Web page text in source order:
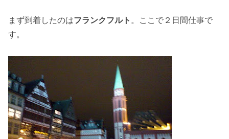
まず到着したのはフランクフルト 。ここで２日間仕事で
す。